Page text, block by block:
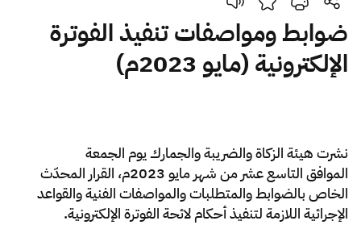
بحث بحث AI
الزكاة الجمارك
ضريبة القيمة المضافة
الإقرار الضريبي
التصرفات العقارية
ضوابط ومواصفات تنفيذ الفوترة
الإلكترونية (مايو 2023م)
نشرت هيئة الزكاة والضريبة والجمارك يوم الجمعة
الموافق التاسع عشر من شهر مايو 2023م، القرار المحدّث
الخاص بالضوابط والمتطلبات والمواصفات الفنية والقواعد
الإجرائية اللازمة لتنفيذ أحكام لائحة الفوترة الإلكترونية​.